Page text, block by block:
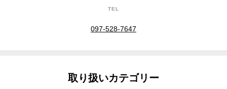
TEL
097-528-7647
取り扱いカテゴリー